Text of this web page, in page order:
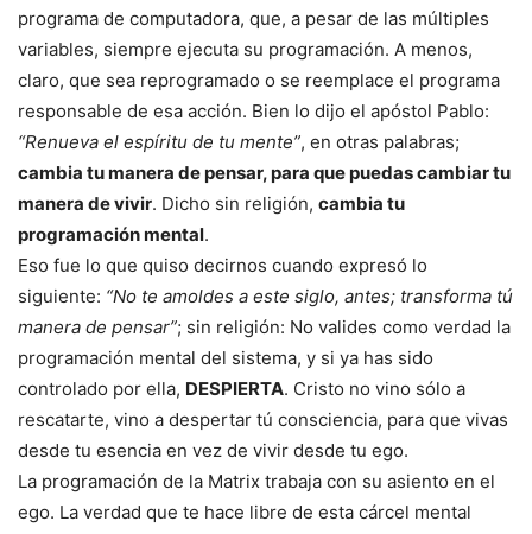
programa de computadora, que, a pesar de las múltiples
variables, siempre ejecuta su programación. A menos,
claro, que sea reprogramado o se reemplace el programa
responsable de esa acción. Bien lo dijo el apóstol Pablo:
“Renueva el espíritu de tu mente”, en otras palabras;
cambia tu manera de pensar, para que puedas cambiar tu
manera de vivir. Dicho sin religión, cambia tu
programación mental.
Eso fue lo que quiso decirnos cuando expresó lo
siguiente: “No te amoldes a este siglo, antes; transforma tú
manera de pensar”; sin religión: No valides como verdad la
programación mental del sistema, y si ya has sido
controlado por ella, DESPIERTA. Cristo no vino sólo a
rescatarte, vino a despertar tú consciencia, para que vivas
desde tu esencia en vez de vivir desde tu ego.
La programación de la Matrix trabaja con su asiento en el
ego. La verdad que te hace libre de esta cárcel mental